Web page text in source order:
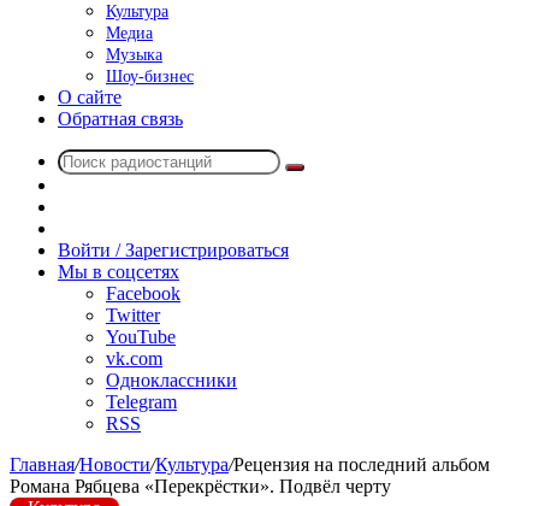
Культура
Медиа
Музыка
Шоу-бизнес
О сайте
Обратная связь
Поиск
радио
Войти / Зарегистрироваться
Мы в соцсетях
Facebook
Twitter
YouTube
vk.com
Одноклассники
Telegram
RSS
Главная/Новости/Культура/Рецензия на последний альбом
Романа Рябцева «Перекрёстки». Подвёл черту